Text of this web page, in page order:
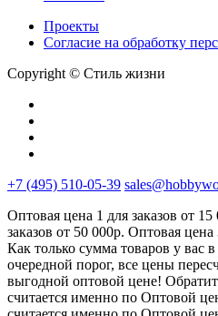
Проекты
Cогласие на обработку
Copyright © Стиль жизни
+7 (495) 510-05-39
Оптовая цена 1 для заказов от
заказов от 50 000р. Оптовая цена
Как только сумма товаров у вас
очередной порог, все цены
выгодной оптовой цене!
считается именно по Оптовой